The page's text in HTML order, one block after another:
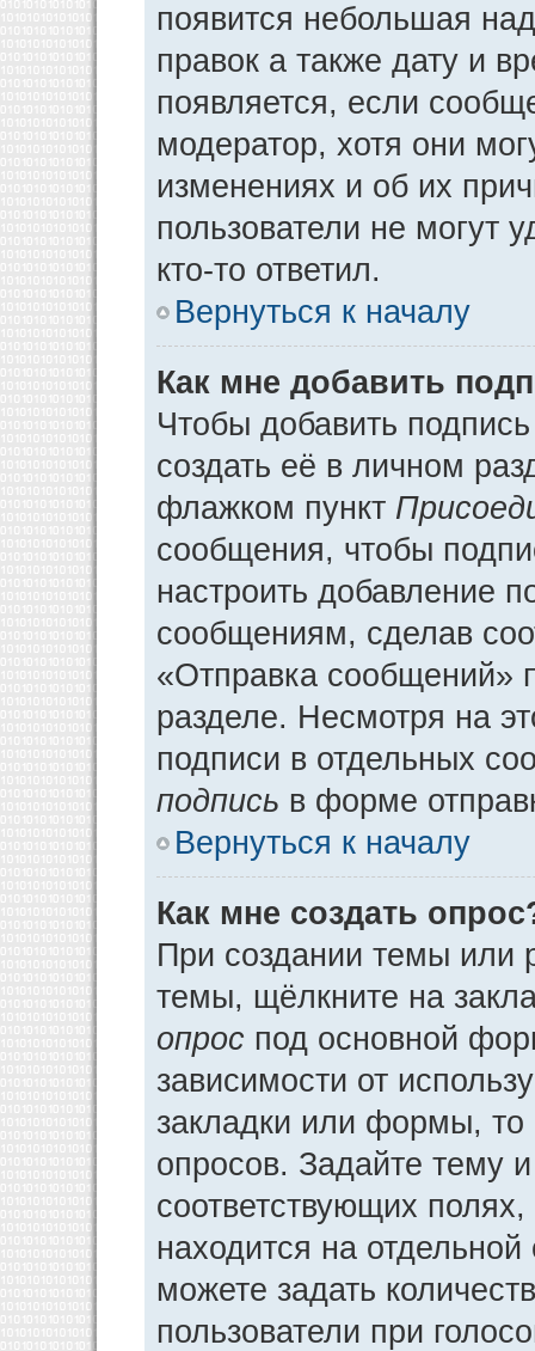
появится небольшая
правок а также дату и
появляется, если
модератор, хотя они
изменениях и об их
пользователи не могут
кто-то ответил.
Вернуться к началу
Как мне добавить
Чтобы добавить
создать её в личном
флажком пункт
сообщения, чтобы
настроить добавление
сообщениям, сделав
«Отправка сообщений»
разделе. Несмотря на
подписи в отдельных
подпись в форме
Вернуться к началу
Как мне создать
При создании темы или
темы, щёлкните на
опрос под основной
зависимости от
закладки или формы, то
опросов. Задайте тему
соответствующих
находится на
можете задать
пользователи при